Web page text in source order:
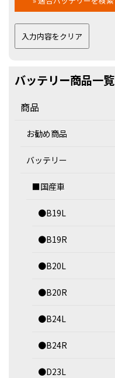
バッテリー商品一覧
商品
お勧め商品
バッテリー
■国産車
●B19L
●B19R
●B20L
●B20R
●B24L
●B24R
●D23L